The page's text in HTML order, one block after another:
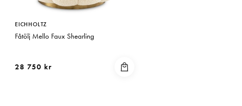
EICHHOLTZ
Fåtölj Mello Faux Shearling
28 750 kr